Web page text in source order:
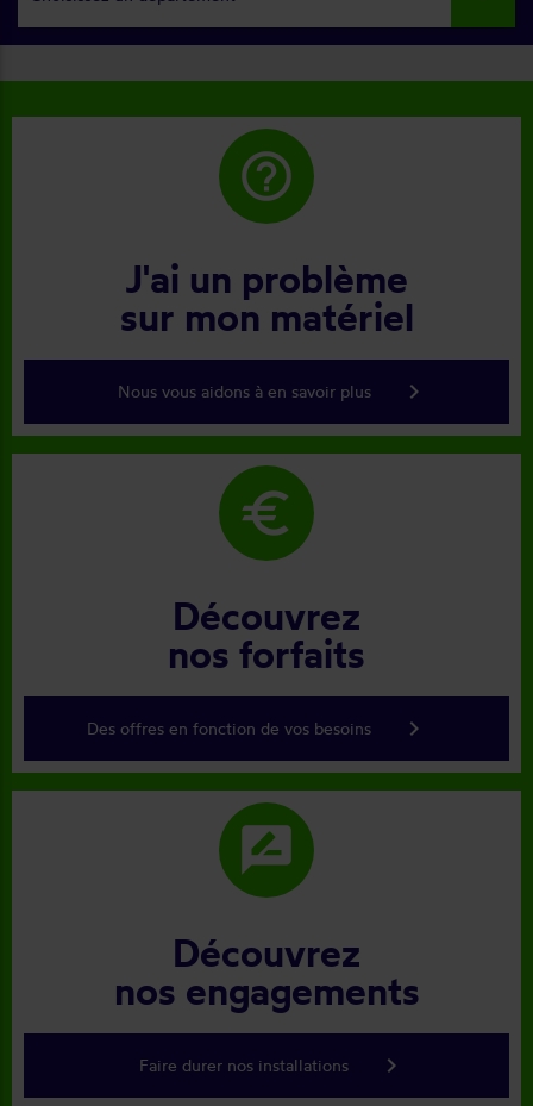
help_outline
J'ai un problème
sur mon matériel
Nous vous aidons à en savoir plus keyboard_arrow_right
euro
Découvrez
nos forfaits
Des offres en fonction de vos besoins keyboard_arrow_right
rate_review
Découvrez
nos engagements
Faire durer nos installations keyboard_arrow_right